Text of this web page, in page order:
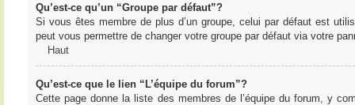
Qu’est-ce qu’un “Groupe par défaut”?
Si vous êtes membre de plus d’un groupe, celui par défaut est
peut vous permettre de changer votre groupe par défaut via votre
Haut
Qu’est-ce que le lien “L’équipe du forum”?
Cette page donne la liste des membres de l’équipe du forum, y